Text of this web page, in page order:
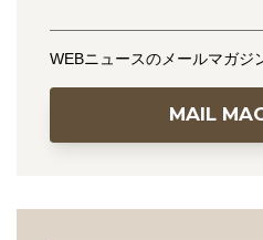
WEBニュースのメールマガジ
MAIL